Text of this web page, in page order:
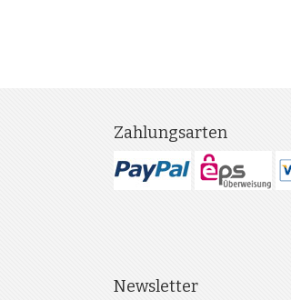
Zahlungsarten
Newsletter